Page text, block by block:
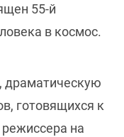
55-й
в космос.
драматическую
готовящихся к
на